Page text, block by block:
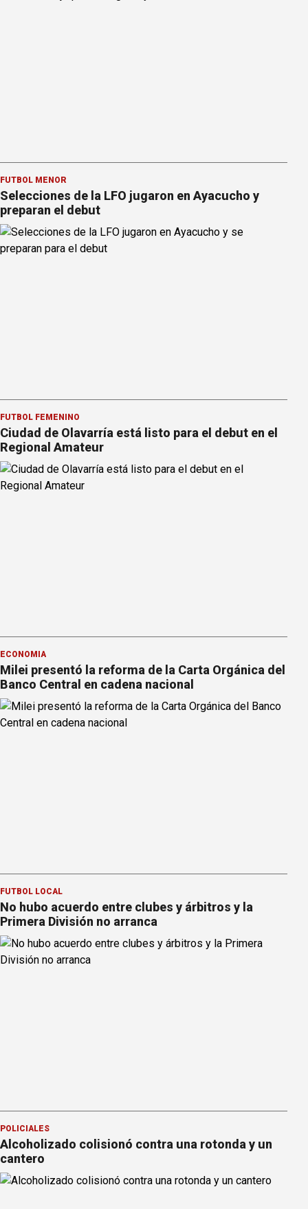
FÚTBOL MENOR
Selecciones de la LFO jugaron en Ayacucho y
preparan el debut
FÚTBOL FEMENINO
Ciudad de Olavarría está listo para el debut en el
Regional Amateur
ECONOMÍA
Milei presentó la reforma de la Carta Orgánica del
Banco Central en cadena nacional
FÚTBOL LOCAL
No hubo acuerdo entre clubes y árbitros y la
Primera División no arranca
POLICIALES
Alcoholizado colisionó contra una rotonda y un
cantero